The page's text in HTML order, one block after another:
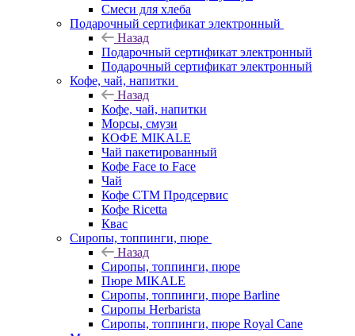
Смеси для хлеба
Подарочный сертификат электронный
Назад
Подарочный сертификат электронный
Подарочный сертификат электронный
Кофе, чай, напитки
Назад
Кофе, чай, напитки
Морсы, смузи
КОФЕ MIKALE
Чай пакетированный
Кофе Face to Face
Чай
Кофе СТМ Продсервис
Кофе Ricetta
Квас
Сиропы, топпинги, пюре
Назад
Сиропы, топпинги, пюре
Пюре MIKALE
Сиропы, топпинги, пюре Barline
Сиропы Herbarista
Сиропы, топпинги, пюре Royal Cane